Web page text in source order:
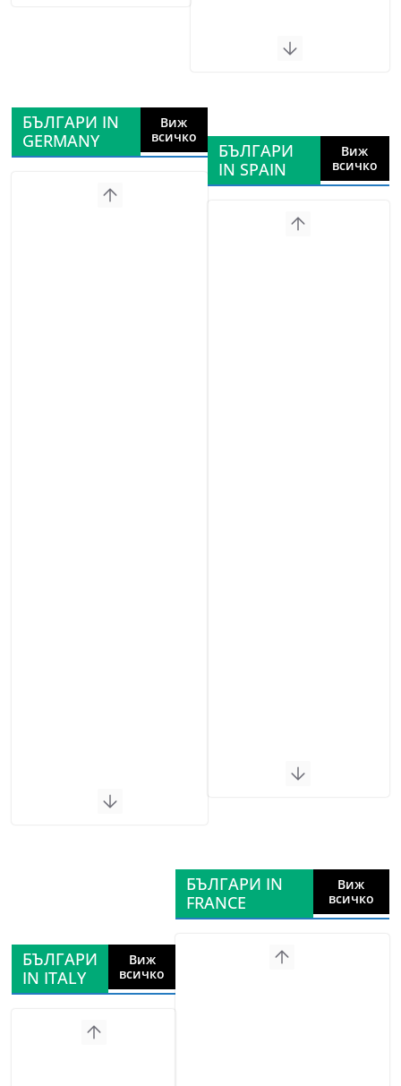
БЪЛГАРИ IN
GERMANY
Виж
всичко
БЪЛГАРИ
IN SPAIN
Виж
всичко
БЪЛГАРИ
IN ITALY
Виж
всичко
БЪЛГАРИ IN
FRANCE
Виж
всичко